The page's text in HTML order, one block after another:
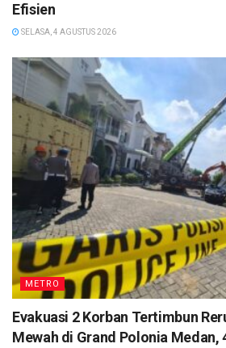
Efisien
SELASA, 4 AGUSTUS 2026
METRO
Evakuasi 2 Korban Tertimbun
Mewah di Grand Polonia Medan,